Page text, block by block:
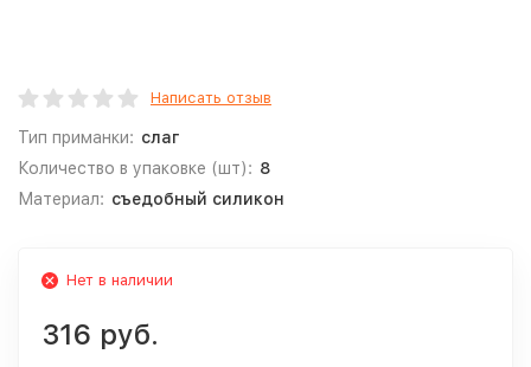
Написать отзыв
Тип приманки: слаг
Количество в упаковке (шт): 8
Материал: съедобный силикон
Нет в наличии
316 руб.